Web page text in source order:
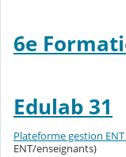
6e
Edulab 31
Plateforme gestion
ENT/enseignants)